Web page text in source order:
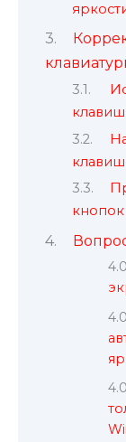
клавиш
клавиш
кнопок